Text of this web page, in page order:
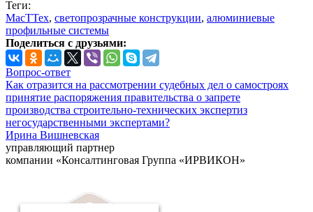
Теги:
МасТТех, светопрозрачные конструкции, алюминиевые
профильные системы
Поделиться с друзьями:
Вопрос-ответ
Как отразится на рассмотрении судебных дел о самостроях
принятие распоряжения правительства о запрете
производства строительно-технических экспертиз
негосударственными экспертами?
Ирина Вишневская
управляющий партнер
компании «Консалтинговая Группа «ИРВИКОН»